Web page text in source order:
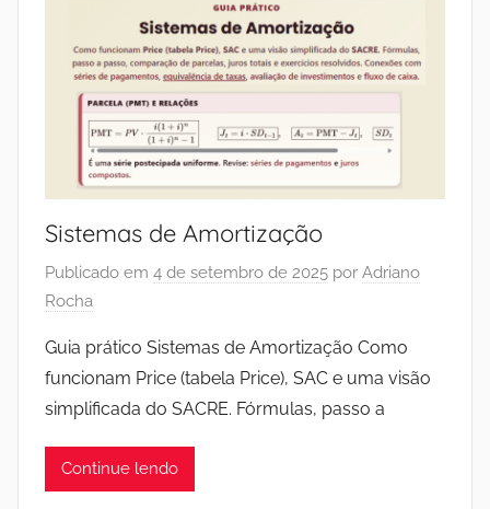
Sistemas de Amortização
Publicado em 4 de setembro de 2025 por Adriano
Rocha
Guia prático Sistemas de Amortização Como
funcionam Price (tabela Price), SAC e uma visão
simplificada do SACRE. Fórmulas, passo a
Continue lendo